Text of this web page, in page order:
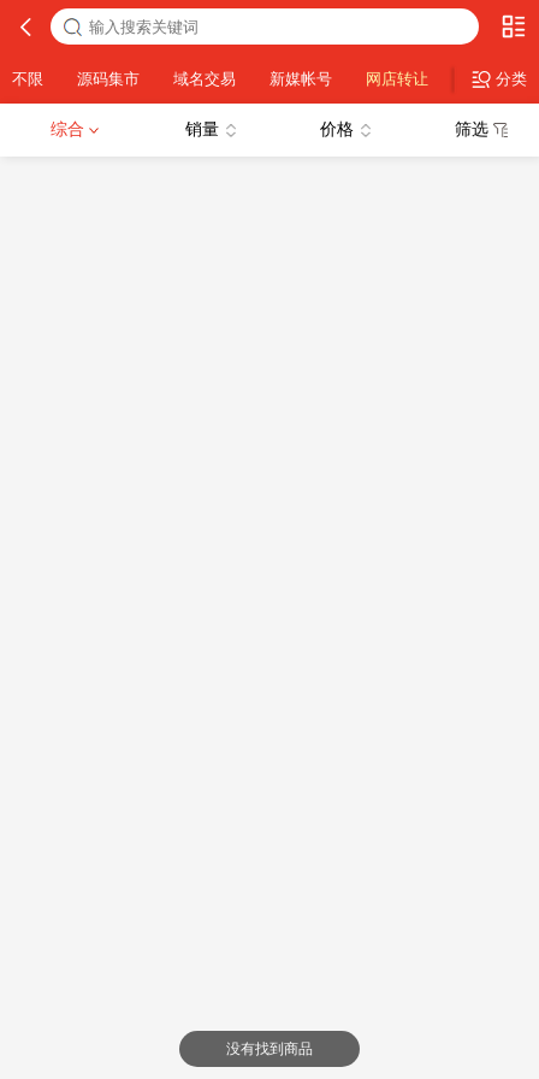
不限 源码集市 域名交易 新媒帐号 网店转让 设计素材
分类
综合 销量 价格 筛选
没有找到商品